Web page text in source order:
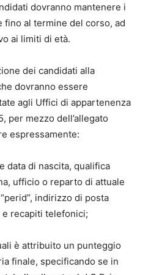
dovranno mantenere i
al termine del corso, ad
ai limiti di età.
dei candidati alla
dovranno essere
agli Uffici di appartenenza
per mezzo dell’allegato
espressamente:
data di nascita, qualifica
ufficio o reparto di attuale
indirizzo di posta
recapiti telefonici;
è attribuito un punteggio
finale, specificando se in